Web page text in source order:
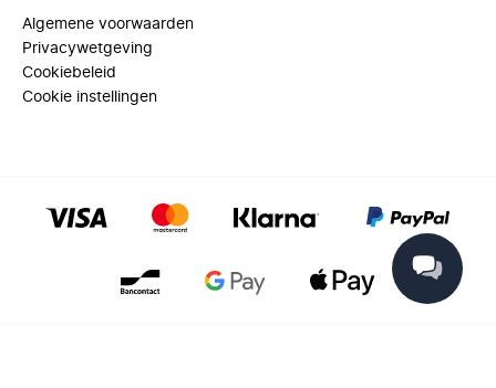
Algemene voorwaarden
Privacywetgeving
Cookiebeleid
Cookie instellingen